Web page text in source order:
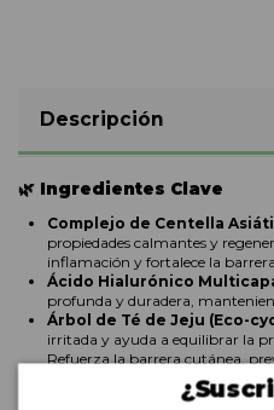
Descripción
🌿 Ingredientes Clave
Complejo de Centella
propiedades calmantes y
inflamación y fortalece la
Ácido Hialurónico
profunda y duradera,
Árbol de Té de Jeju (Eco-
irritada y ayuda a equilibrar la
Refuerza la barrera cutánea,
protegiendo la piel de agresores
Niacinamida y Pantenol: